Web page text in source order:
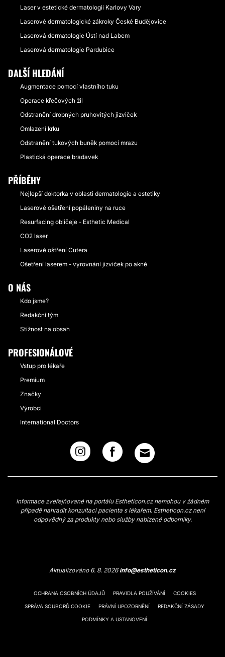
Laser v estetické dermatologii Karlovy Vary
Laserové dermatologické zákroky České Budějovice
Laserová dermatologie Ústí nad Labem
Laserová dermatologie Pardubice
DALŠÍ HLEDÁNÍ
Augmentace pomocí vlastního tuku
Operace křečových žil
Odstranění drobných pruhovitých jizviček
Omlazení krku
Odstranění tukových buněk pomocí mrazu
Plastická operace bradavek
PŘÍBĚHY
Nejlepší doktorka v oblasti dermatologie a estetiky
Laserové ošetření popáleniny na ruce
Resurfacing obličeje - Esthetic Medical
CO2 laser
Laserové oštření Cutera
Ošetření laserem - vyrovnání jizviček po akné
O NÁS
Kdo jsme?
Redakční tým
Stížnost na obsah
PROFESIONÁLOVÉ
Vstup pro lékaře
Premium
Značky
Výrobci
International Doctors
Informace zveřejňované na portálu Estheticon.cz nemohou v žádném
případě nahradit konzultaci pacienta s lékařem. Estheticon.cz není
odpovědný za produkty nebo služby nabízené odborníky.
Aktualizováno 6. 8. 2026info@estheticon.cz
OCHRANA OSOBNÍCH ÚDAJŮ PRAVIDLA POUŽÍVÁNÍ COOKIES
SPRÁVA SOUBORŮ COOKIE PRÁVNÍ UPOZORNĚNÍ REDAKČNÍ ZÁSADY
PODMÍNKY A USTANOVENÍ